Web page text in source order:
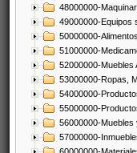
48000000-
49000000-Equipos
50000000-
51000000-
52000000-
53000000-Ropas,
54000000-
55000000-
56000000-Muebles
57000000-